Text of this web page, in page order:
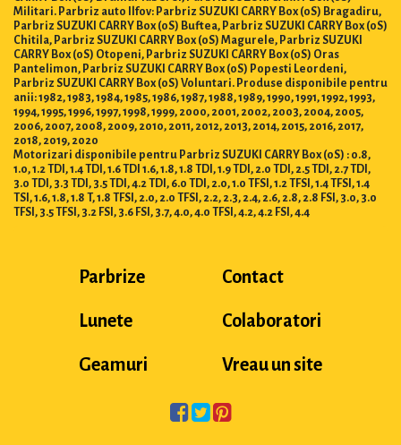
Militari. Parbriz auto Ilfov: Parbriz SUZUKI CARRY Box (0S) Bragadiru,
Parbriz SUZUKI CARRY Box (0S) Buftea, Parbriz SUZUKI CARRY Box (0S)
Chitila, Parbriz SUZUKI CARRY Box (0S) Magurele, Parbriz SUZUKI
CARRY Box (0S) Otopeni, Parbriz SUZUKI CARRY Box (0S) Oras
Pantelimon, Parbriz SUZUKI CARRY Box (0S) Popesti Leordeni,
Parbriz SUZUKI CARRY Box (0S) Voluntari. Produse disponibile pentru
anii: 1982, 1983, 1984, 1985, 1986, 1987, 1988, 1989, 1990, 1991, 1992, 1993,
1994, 1995, 1996, 1997, 1998, 1999, 2000, 2001, 2002, 2003, 2004, 2005,
2006, 2007, 2008, 2009, 2010, 2011, 2012, 2013, 2014, 2015, 2016, 2017,
2018, 2019, 2020
Motorizari disponibile pentru Parbriz SUZUKI CARRY Box (0S) : 0.8,
1.0, 1.2 TDI, 1.4 TDI, 1.6 TDI 1.6, 1.8, 1.8 TDI, 1.9 TDI, 2.0 TDI, 2.5 TDI, 2.7 TDI,
3.0 TDI, 3.3 TDI, 3.5 TDI, 4.2 TDI, 6.0 TDI, 2.0, 1.0 TFSI, 1.2 TFSI, 1.4 TFSI, 1.4
TSI, 1.6, 1.8, 1.8 T, 1.8 TFSI, 2.0, 2.0 TFSI, 2.2, 2.3, 2.4, 2.6, 2.8, 2.8 FSI, 3.0, 3.0
TFSI, 3.5 TFSI, 3.2 FSI, 3.6 FSI, 3.7, 4.0, 4.0 TFSI, 4.2, 4.2 FSI, 4.4
Parbrize
Lunete
Geamuri
Contact
Colaboratori
Vreau un site